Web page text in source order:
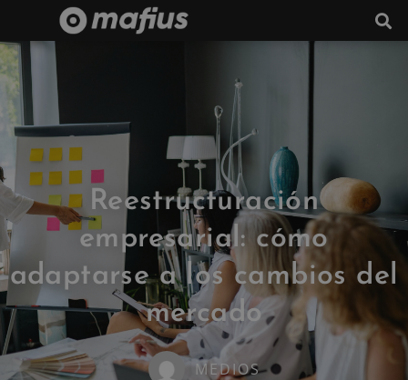
Reestructuración
empresarial: cómo
adaptarse a los cambios del
mercado
MEDIOS